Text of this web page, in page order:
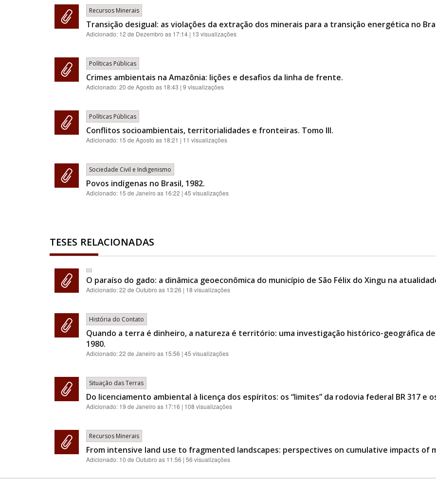
Recursos Minerais
Transição desigual: as violações da extração dos minerais para a transição energética no
Adicionado: 12 de Dezembro as 17:14 | 13 visualizações
Políticas Públicas
Crimes ambientais na Amazônia: lições e desafios da linha de frente.
Adicionado:20 de Agosto as 18:43 | 9 visualizações
Políticas Públicas
Conflitos socioambientais, territorialidades e fronteiras. Tomo III.
Adicionado: 15 de Agosto as 18:21 | 11 visualizações
Sociedade Civil e Indigenismo
Povos indígenas no Brasil, 1982.
Adicionado: 15 de Janeiro as 16:22 | 45 visualizações
TESES RELACIONADAS
O paraíso do gado: a dinâmica geoeconômica do município de São Félix do Xingu na
Adicionado:22 de Outubro as 13:26 | 18 visualizações
História do Contato
Quando a terra é dinheiro, a natureza é território: uma investigação histórico-geográfica
1980.
Adicionado:22 de Janeiro as 15:56 | 45 visualizações
Situação das Terras
Do licenciamento ambiental à licença dos espíritos: os “limites” da rodovia federal BR 317 e
Adicionado: 19 de Janeiro as 17:16 | 108 visualizações
Recursos Minerais
From intensive land use to fragmented landscapes: perspectives on cumulative impacts of
Adicionado: 10 de Outubro as 11:56 | 56 visualizações